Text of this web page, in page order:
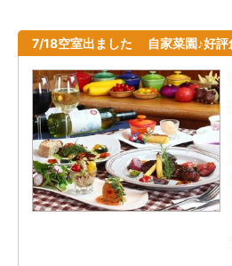
7/18空室出ました 自家菜園♪好評